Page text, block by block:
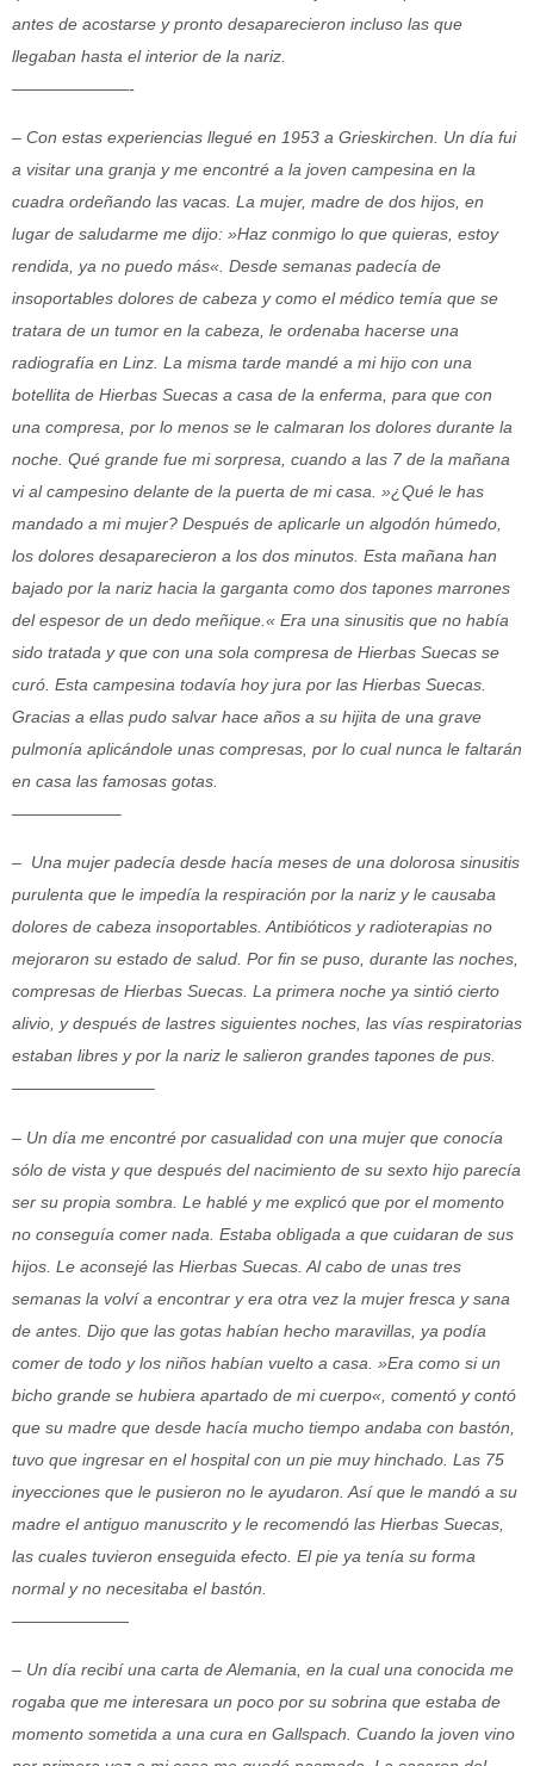
antes de acostarse y pronto desaparecieron incluso las que
llegaban hasta el interior de la nariz.
———————-
– Con estas experiencias llegué en 1953 a Grieskirchen. Un día fui
a visitar una granja y me encontré a la joven campesina en la
cuadra ordeñando las vacas. La mujer, madre de dos hijos, en
lugar de saludarme me dijo: »Haz conmigo lo que quieras, estoy
rendida, ya no puedo más«. Desde semanas padecía de
insoportables dolores de cabeza y como el médico temía que se
tratara de un tumor en la cabeza, le ordenaba hacerse una
radiografía en Linz. La misma tarde mandé a mi hijo con una
botellita de Hierbas Suecas a casa de la enferma, para que con
una compresa, por lo menos se le calmaran los dolores durante la
noche. Qué grande fue mi sorpresa, cuando a las 7 de la mañana
vi al campesino delante de la puerta de mi casa. »¿Qué le has
mandado a mi mujer? Después de aplicarle un algodón húmedo,
los dolores desaparecieron a los dos minutos. Esta mañana han
bajado por la nariz hacia la garganta como dos tapones marrones
del espesor de un dedo meñique.« Era una sinusitis que no había
sido tratada y que con una sola compresa de Hierbas Suecas se
curó. Esta campesina todavía hoy jura por las Hierbas Suecas.
Gracias a ellas pudo salvar hace años a su hijita de una grave
pulmonía aplicándole unas compresas, por lo cual nunca le faltarán
en casa las famosas gotas.
——————–
– Una mujer padecía desde hacía meses de una dolorosa sinusitis
purulenta que le impedía la respiración por la nariz y le causaba
dolores de cabeza insoportables. Antibióticos y radioterapias no
mejoraron su estado de salud. Por fin se puso, durante las noches,
compresas de Hierbas Suecas. La primera noche ya sintió cierto
alivio, y después de lastres siguientes noches, las vías respiratorias
estaban libres y por la nariz le salieron grandes tapones de pus.
————————–
– Un día me encontré por casualidad con una mujer que conocía
sólo de vista y que después del nacimiento de su sexto hijo parecía
ser su propia sombra. Le hablé y me explicó que por el momento
no conseguía comer nada. Estaba obligada a que cuidaran de sus
hijos. Le aconsejé las Hierbas Suecas. Al cabo de unas tres
semanas la volví a encontrar y era otra vez la mujer fresca y sana
de antes. Dijo que las gotas habían hecho maravillas, ya podía
comer de todo y los niños habían vuelto a casa. »Era como si un
bicho grande se hubiera apartado de mi cuerpo«, comentó y contó
que su madre que desde hacía mucho tiempo andaba con bastón,
tuvo que ingresar en el hospital con un pie muy hinchado. Las 75
inyecciones que le pusieron no le ayudaron. Así que le mandó a su
madre el antiguo manuscrito y le recomendó las Hierbas Suecas,
las cuales tuvieron enseguida efecto. El pie ya tenía su forma
normal y no necesitaba el bastón.
———————
– Un día recibí una carta de Alemania, en la cual una conocida me
rogaba que me interesara un poco por su sobrina que estaba de
momento sometida a una cura en Gallspach. Cuando la joven vino